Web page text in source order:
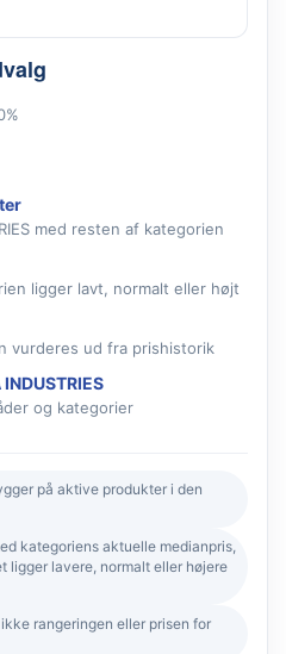
med resten af kategorien
ligger lavt, normalt eller højt
vurderes ud fra prishistorik
og kategorier
på aktive produkter i den
kategoriens aktuelle medianpris,
ligger lavere, normalt eller højere
rangeringen eller prisen for